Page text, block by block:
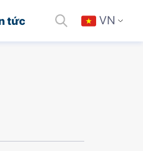
tức VN